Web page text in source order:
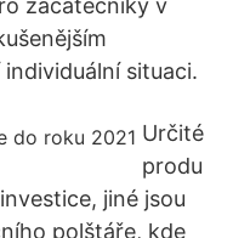
začátečníky v
situaci.
Určité
produ
jiné jsou
polštáře, kde